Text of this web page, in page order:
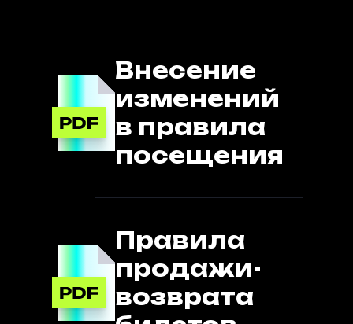
Внесение
изменений
в правила
посещения
Правила
продажи-
возврата